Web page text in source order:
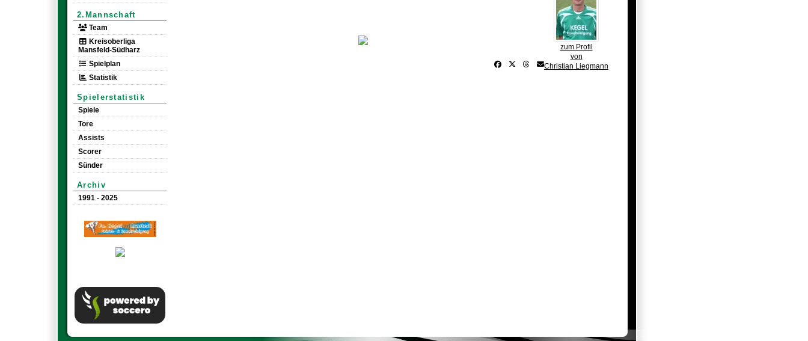
2.Mannschaft
Team
Kreisoberliga
Mansfeld-Südharz
Spielplan
Statistik
Spielerstatistik
Spiele
Tore
Assists
Scorer
Sünder
Archiv
1991 - 2025
zum Profil
von
Christian Liegmann